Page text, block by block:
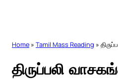
Home » Tamil Mass Reading »
திருப்பலி